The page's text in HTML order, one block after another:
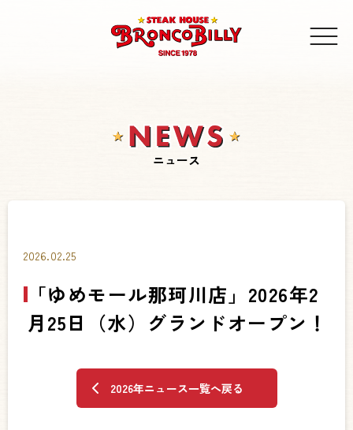
ニュース
2026.02.25
「ゆめモール那珂川店」2026年2
月25日（水）グランドオープン！
2026年ニュース一覧へ戻る